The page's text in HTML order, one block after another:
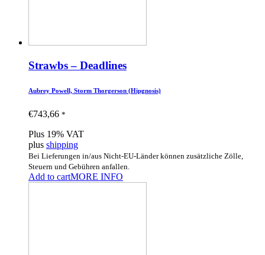
Strawbs – Deadlines
Aubrey Powell, Storm Thorgerson (Hipgnosis)
€743,66 *
Plus 19% VAT
plus shipping
Bei Lieferungen in/aus Nicht-EU-Länder können zusätzliche Zölle,
Steuern und Gebühren anfallen.
Add to cartMORE INFO